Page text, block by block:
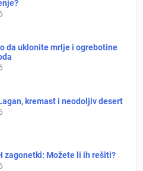
da uklonite mrlje i ogrebotine
kremast i neodoljiv desert
zagonetki: Možete li ih rešiti?